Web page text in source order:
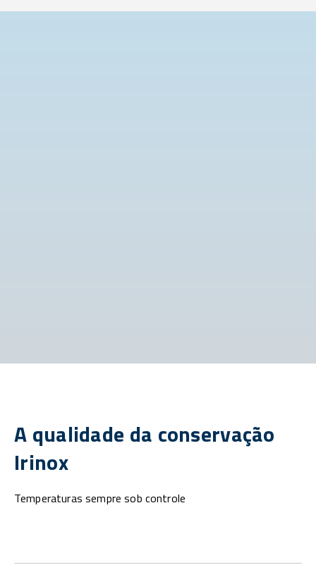
A qualidade da conservação
Irinox
Temperaturas sempre sob controle